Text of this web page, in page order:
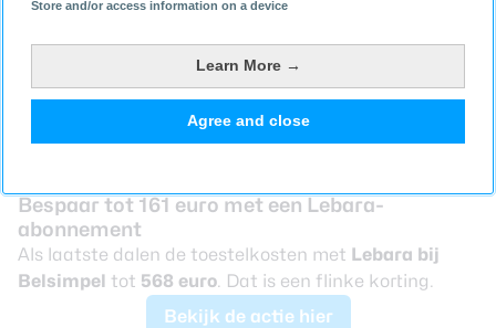
Store and/or access information on a device
Learn More →
Agree and close
maand extra korting. Heb je geen Ziggo, maar ben je
wel tussen de 18 en 28 jaar oud? In dat geval krijg je
Bekijk de actie hier
Bespaar tot 161 euro met een Lebara-
abonnement
Als laatste dalen de toestelkosten met Lebara bij
Belsimpel tot 568 euro. Dat is een flinke korting.
Bekijk de actie hier